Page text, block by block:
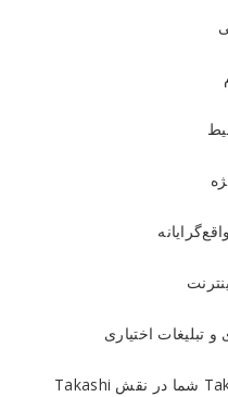
تبلیغات اختیاری
در بازی Takashi Ninja Samurai Game شما در نقش Takashi